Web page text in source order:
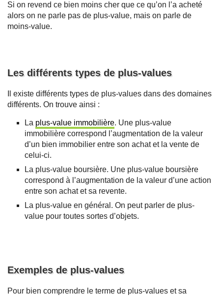
Si on revend ce bien moins cher que ce qu’on l’a acheté
alors on ne parle pas de plus-value, mais on parle de
moins-value.
Les différents types de plus-values
Il existe différents types de plus-values dans des domaines
différents. On trouve ainsi :
La plus-value immobilière. Une plus-value
immobilière correspond l’augmentation de la valeur
d’un bien immobilier entre son achat et la vente de
celui-ci.
La plus-value boursière. Une plus-value boursière
correspond à l’augmentation de la valeur d’une action
entre son achat et sa revente.
La plus-value en général. On peut parler de plus-
value pour toutes sortes d’objets.
Exemples de plus-values
Pour bien comprendre le terme de plus-values et sa